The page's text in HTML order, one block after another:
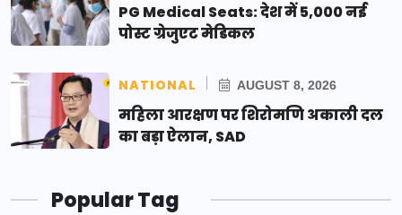
PG Medical Seats: देश में 5,000 नई
पोस्ट ग्रेजुएट मेडिकल
NATIONAL AUGUST 8, 2026
महिला आरक्षण पर शिरोमणि अकाली दल
का बड़ा ऐलान, SAD
Popular Tag